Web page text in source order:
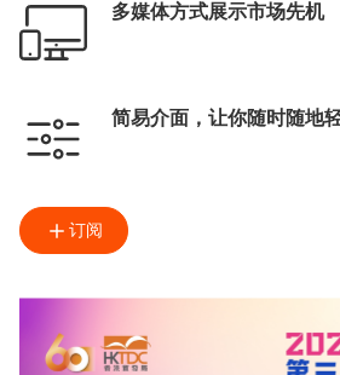
多媒体方式展示市场先机
简易介面，让你随时随地
订阅